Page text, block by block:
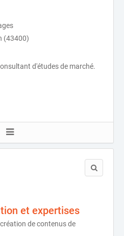
(43400)
d'études de marché.
et expertises
de contenus de